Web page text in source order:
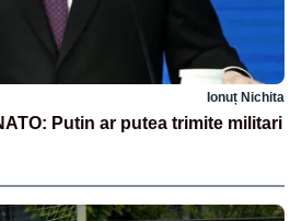
Ionuț Nichita
Putin ar putea trimite militari